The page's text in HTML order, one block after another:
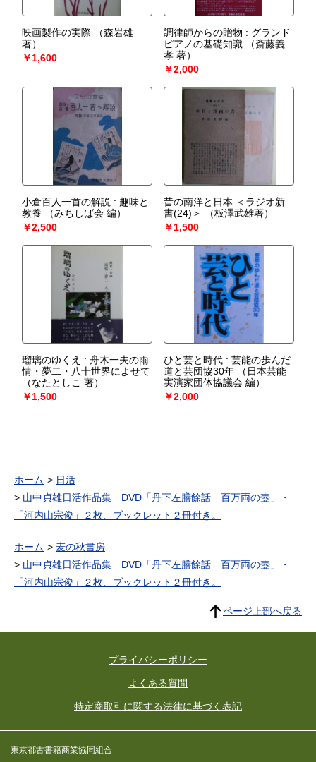
映画製作の実際
（森岩雄
著）
￥1,600
調律師からの贈物 : グランド
ピアノの基礎知識
（斎藤義
孝 著）
￥2,000
小倉百人一首の解説 : 趣味と
教養
（みちしば会 編）
￥2,500
昔の南洋と日本 ＜ラジオ新
書(24)＞
（板澤武雄著）
￥1,500
瑠璃のゆくえ : 舟木一夫の雨
情・夢二・八十世界によせて
（なたとしこ 著）
￥1,500
ひと芸と時代 : 芸能の歩んだ
道と芸団協30年
（日本芸能
実演家団体協議会 編）
￥2,000
ホーム
日活
山中貞雄日活作品集 DVD「丹下左膳餘話 百万両の壺」・
「河内山宗俊」２枚、ブックレット２冊付き。
ホーム
麦の秋書房
山中貞雄日活作品集 DVD「丹下左膳餘話 百万両の壺」・
「河内山宗俊」２枚、ブックレット２冊付き。
ページ上部へ戻る
プライバシーポリシー
よくある質問
特定商取引に関する法律に基づく表記
東京都古書籍商業協同組合